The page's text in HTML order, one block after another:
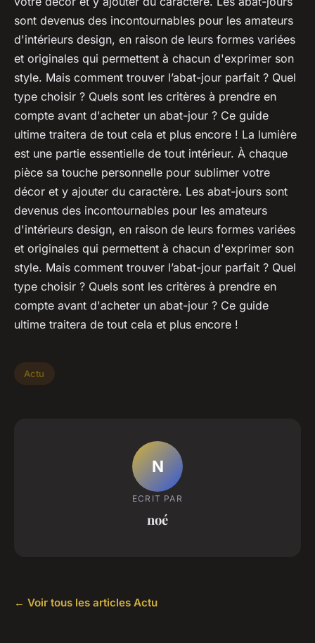
sont devenus des incontournables pour les amateurs
d'intérieurs design, en raison de leurs formes variées
et originales qui permettent à chacun d'exprimer son
style. Mais comment trouver l’abat-jour parfait ? Quel
type choisir ? Quels sont les critères à prendre en
compte avant d'acheter un abat-jour ? Ce guide
ultime traitera de tout cela et plus encore ! La lumière
est une partie essentielle de tout intérieur. À chaque
pièce sa touche personnelle pour sublimer votre
décor et y ajouter du caractère. Les abat-jours sont
devenus des incontournables pour les amateurs
d'intérieurs design, en raison de leurs formes variées
et originales qui permettent à chacun d'exprimer son
style. Mais comment trouver l’abat-jour parfait ? Quel
type choisir ? Quels sont les critères à prendre en
compte avant d'acheter un abat-jour ? Ce guide
ultime traitera de tout cela et plus encore !
Actu
N
ECRIT PAR
noé
← Voir tous les articles Actu